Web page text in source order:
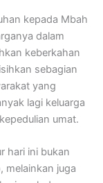
kepada Mbah
dalam
keberkahan
sebagian
yang
lagi keluarga
umat.
hari ini bukan
melainkan juga